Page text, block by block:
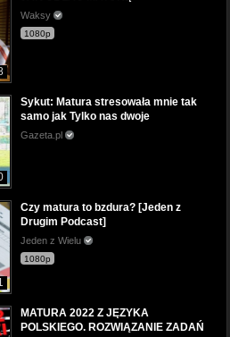
Waksy
1080p
Sykut: Matura stresowała mnie tak
samo jak Tylko nas dwoje
Gazeta.pl
Czy matura to bzdura? [Jeden z
Drugim Podcast]
Jeden z Wielu
1080p
MATURA 2022 Z JĘZYKA
POLSKIEGO. ROZWIĄZANIE ZADAŃ